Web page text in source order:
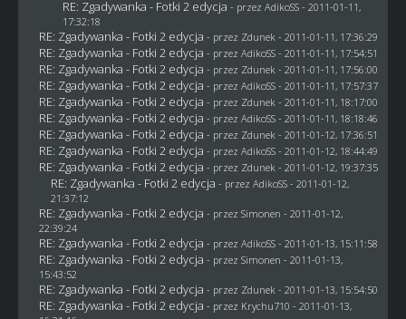
RE: Zgadywanka - Fotki 2 edycja - przez AdikoSS - 2011-01-11,
17:32:18
RE: Zgadywanka - Fotki 2 edycja - przez Zdunek - 2011-01-11, 17:36:29
RE: Zgadywanka - Fotki 2 edycja - przez AdikoSS - 2011-01-11, 17:54:51
RE: Zgadywanka - Fotki 2 edycja - przez Zdunek - 2011-01-11, 17:56:00
RE: Zgadywanka - Fotki 2 edycja - przez AdikoSS - 2011-01-11, 17:57:37
RE: Zgadywanka - Fotki 2 edycja - przez Zdunek - 2011-01-11, 18:17:00
RE: Zgadywanka - Fotki 2 edycja - przez AdikoSS - 2011-01-11, 18:18:46
RE: Zgadywanka - Fotki 2 edycja - przez Zdunek - 2011-01-12, 17:36:51
RE: Zgadywanka - Fotki 2 edycja - przez AdikoSS - 2011-01-12, 18:44:49
RE: Zgadywanka - Fotki 2 edycja - przez Zdunek - 2011-01-12, 19:37:35
RE: Zgadywanka - Fotki 2 edycja - przez AdikoSS - 2011-01-12,
21:37:12
RE: Zgadywanka - Fotki 2 edycja - przez Simonen - 2011-01-12,
22:39:24
RE: Zgadywanka - Fotki 2 edycja - przez AdikoSS - 2011-01-13, 15:11:58
RE: Zgadywanka - Fotki 2 edycja - przez Simonen - 2011-01-13,
15:43:52
RE: Zgadywanka - Fotki 2 edycja - przez Zdunek - 2011-01-13, 15:54:50
RE: Zgadywanka - Fotki 2 edycja - przez Krychu710 - 2011-01-13,